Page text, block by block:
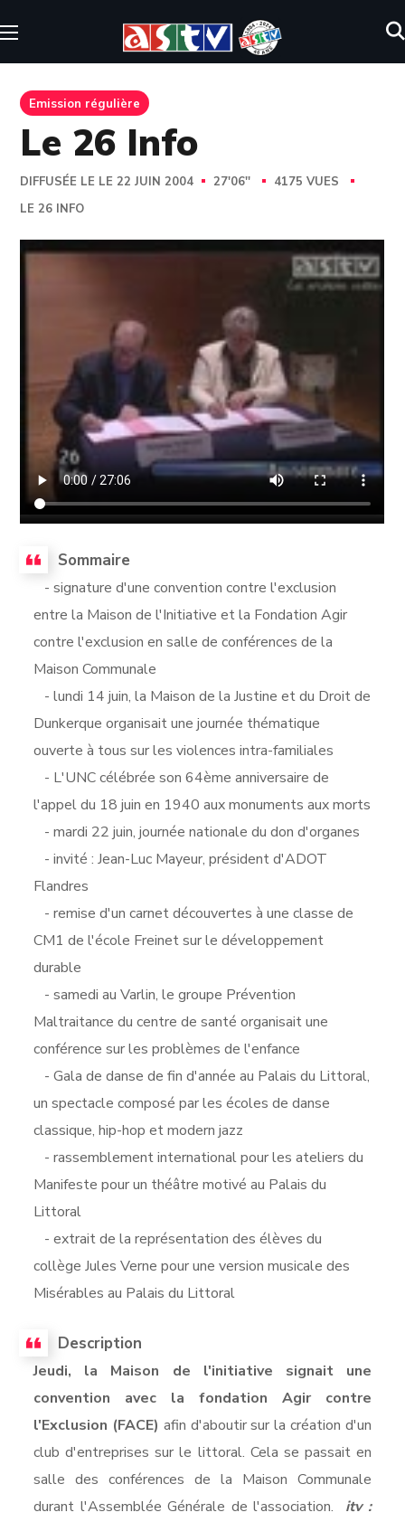
Emission régulière
Le 26 Info
DIFFUSÉE LE LE 22 JUIN 2004 27'06''
4175 VUES
LE 26 INFO
Sommaire
- signature d'une convention contre l'exclusion
entre la Maison de l'Initiative et la Fondation Agir
contre l'exclusion en salle de conférences de la
Maison Communale
- lundi 14 juin, la Maison de la Justine et du Droit de
Dunkerque organisait une journée thématique
ouverte à tous sur les violences intra-familiales
- L'UNC célébrée son 64ème anniversaire de
l'appel du 18 juin en 1940 aux monuments aux morts
- mardi 22 juin, journée nationale du don d'organes
- invité : Jean-Luc Mayeur, président d'ADOT
Flandres
- remise d'un carnet découvertes à une classe de
CM1 de l'école Freinet sur le développement
durable
- samedi au Varlin, le groupe Prévention
Maltraitance du centre de santé organisait une
conférence sur les problèmes de l'enfance
- Gala de danse de fin d'année au Palais du Littoral,
un spectacle composé par les écoles de danse
classique, hip-hop et modern jazz
- rassemblement international pour les ateliers du
Manifeste pour un théâtre motivé au Palais du
Littoral
- extrait de la représentation des élèves du
collège Jules Verne pour une version musicale des
Misérables au Palais du Littoral
Description
Jeudi, la Maison de l'initiative signait une
convention avec la fondation Agir contre
l'Exclusion (FACE) afin d'aboutir sur la création d'un
club d'entreprises sur le littoral. Cela se passait en
salle des conférences de la Maison Communale
durant l'Assemblée Générale de l'association.
itv :